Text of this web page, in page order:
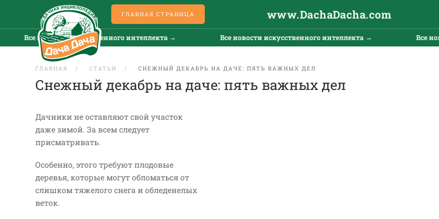
ГЛАВНАЯ СТРАНИЦА www.DachaDacha.com
Все новости искусственного интеллекта → Все новости искусственного интеллекта → Все
ГЛАВНАЯ СТАТЬИ СНЕЖНЫЙ ДЕКАБРЬ НА ДАЧЕ: ПЯТЬ ВАЖНЫХ ДЕЛ
Снежный декабрь на даче: пять важных дел
Дачники не оставляют свой участок
даже зимой. За всем следует
присматривать.
Особенно, этого требуют плодовые
деревья, которые могут обломаться от
слишком тяжелого снега и обледенелых
веток.